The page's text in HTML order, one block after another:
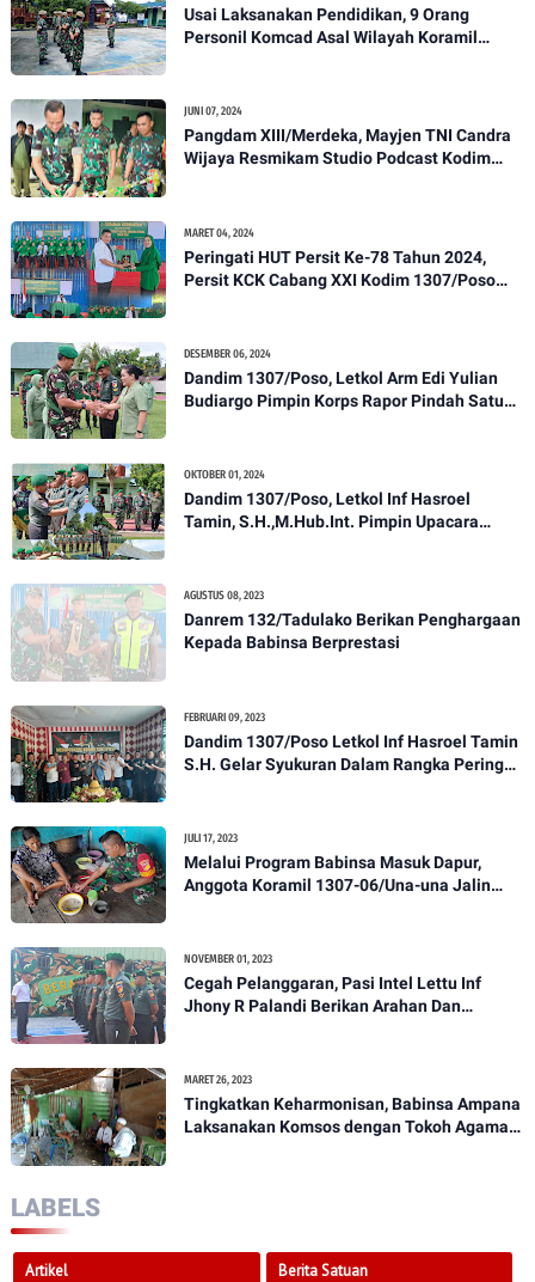
Usai Laksanakan Pendidikan, 9 Orang
Personil Komcad Asal Wilayah Koramil
JUNI 07, 2024
Pangdam XIII/Merdeka, Mayjen TNI Candra
Wijaya Resmikam Studio Podcast Kodim
MARET 04, 2024
Peringati HUT Persit Ke-78 Tahun 2024,
Persit KCK Cabang XXI Kodim 1307/Poso
DESEMBER 06, 2024
Dandim 1307/Poso, Letkol Arm Edi Yulian
Budiargo Pimpin Korps Rapor Pindah Satuan
OKTOBER 01, 2024
Dandim 1307/Poso, Letkol Inf Hasroel
Tamin, S.H.,M.Hub.Int. Pimpin Upacara
AGUSTUS 08, 2023
Danrem 132/Tadulako Berikan Penghargaan
Kepada Babinsa Berprestasi
FEBRUARI 09, 2023
Dandim 1307/Poso Letkol Inf Hasroel Tamin
S.H. Gelar Syukuran Dalam Rangka Peringati
JULI 17, 2023
Melalui Program Babinsa Masuk Dapur,
Anggota Koramil 1307-06/Una-una Jalin
NOVEMBER 01, 2023
Cegah Pelanggaran, Pasi Intel Lettu Inf
Jhony R Palandi Berikan Arahan Dan
MARET 26, 2023
Tingkatkan Keharmonisan, Babinsa Ampana
Laksanakan Komsos dengan Tokoh Agama
LABELS
Artikel Berita Satuan